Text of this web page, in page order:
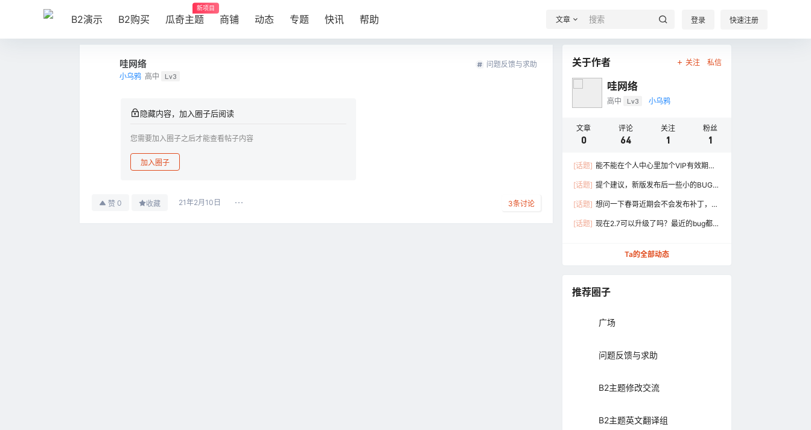
B2演示 B2购买 瓜奇主题
新项目
商铺 动态 专题 快讯 帮助 文章 登录 快速注册
哇网络
小乌鸦 高中 Lv3
问题反馈与求助
隐藏内容，加入圈子后阅读
您需要加入圈子之后才能查看帖子内容
加入圈子
赞 0 收藏 21年2月10日 3条讨论
关于作者 关注 私信
哇网络
高中 Lv3 小乌鸦
文章
0
评论
64
关注
1
粉丝
1
[话题] 能不能在个人中心里加个VIP有效期，
[话题] 提个建议，新版发布后一些小的BUG，
[话题] 想问一下春哥近期会不会发布补丁，想
[话题] 现在2.7可以升级了吗？最近的bug都修
Ta的全部动态
推荐圈子
广场
问题反馈与求助
B2主题修改交流
B2主题英文翻译组